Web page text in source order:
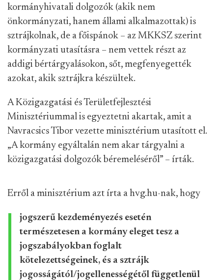
kormányhivatali dolgozók (akik nem
önkormányzati, hanem állami alkalmazottak) is
sztrájkolnak, de a főispánok – az MKKSZ szerint
kormányzati utasításra – nem vettek részt az
addigi bértárgyalásokon, sőt, megfenyegették
azokat, akik sztrájkra készültek.
A Közigazgatási és Területfejlesztési
Minisztériummal is egyeztetni akartak, amit a
Navracsics Tibor vezette minisztérium utasított el.
„A kormány egyáltalán nem akar tárgyalni a
közigazgatási dolgozók béremeléséről” – írták.
Erről a minisztérium azt írta a hvg.hu-nak, hogy
jogszerű kezdeményezés esetén
természetesen a kormány eleget tesz a
jogszabályokban foglalt
kötelezettségeinek, és a sztrájk
jogosságától/jogellenességétől függetlenül